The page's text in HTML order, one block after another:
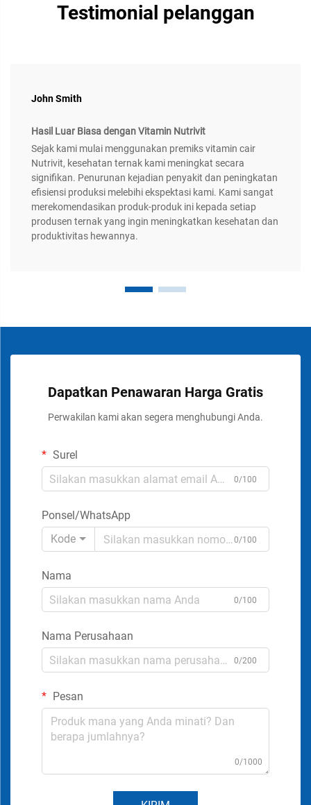
Testimonial pelanggan
John Smith
Hasil Luar Biasa dengan Vitamin Nutrivit
Sejak kami mulai menggunakan premiks vitamin cair
Nutrivit, kesehatan ternak kami meningkat secara
signifikan. Penurunan kejadian penyakit dan peningkatan
efisiensi produksi melebihi ekspektasi kami. Kami sangat
merekomendasikan produk-produk ini kepada setiap
produsen ternak yang ingin meningkatkan kesehatan dan
produktivitas hewannya.
Dapatkan Penawaran Harga Gratis
Perwakilan kami akan segera menghubungi Anda.
Surel
0/100
Ponsel/WhatsApp
Kode
0/100
Nama
0/100
Nama Perusahaan
0/200
Pesan
0/1000